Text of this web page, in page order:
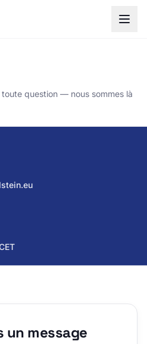
question — nous sommes là
un message